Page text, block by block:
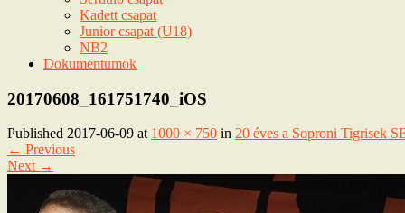
Kadett csapat
Junior csapat (U18)
NB2
Dokumentumok
20170608_161751740_iOS
Published 2017-06-09 at 1000 × 750 in 20 éves a Soproni Tigrisek
← Previous
Next →